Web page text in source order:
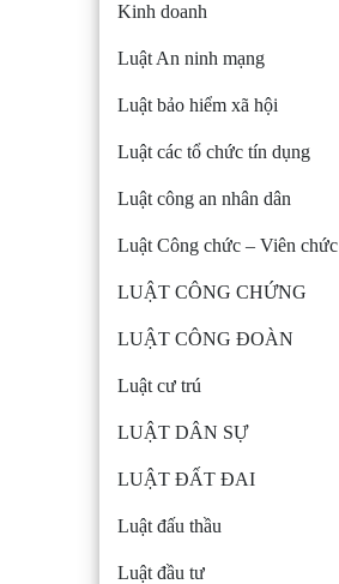
Kinh doanh
Luật An ninh mạng
Luật bảo hiểm xã hội
Luật các tổ chức tín dụng
Luật công an nhân dân
Luật Công chức – Viên chức
LUẬT CÔNG CHỨNG
LUẬT CÔNG ĐOÀN
Luật cư trú
LUẬT DÂN SỰ
LUẬT ĐẤT ĐAI
Luật đấu thầu
Luật đầu tư